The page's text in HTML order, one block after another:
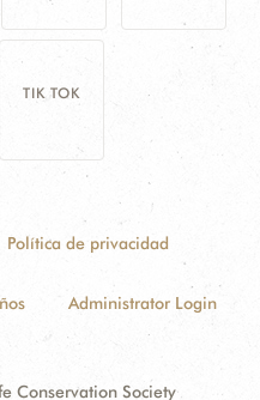
TIK TOK
Política de privacidad
Administrator Login
Conservation Society